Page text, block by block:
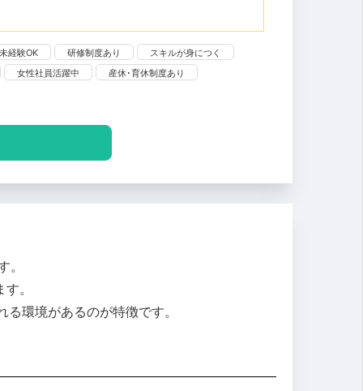
未経験OK 研修制度あり
スキルが身につく
女性社員活躍中
産休･育休制度あり
。
環境があるのが特徴です。